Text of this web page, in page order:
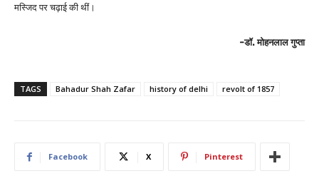
मस्जिद पर चढ़ाई की थीं।
-डॉ. मोहनलाल गुप्ता
TAGS Bahadur Shah Zafar history of delhi revolt of 1857
Facebook X Pinterest